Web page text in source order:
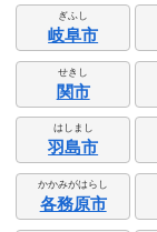
ぎふし
岐阜市
せきし
関市
はしまし
羽島市
かかみがはらし
各務原市